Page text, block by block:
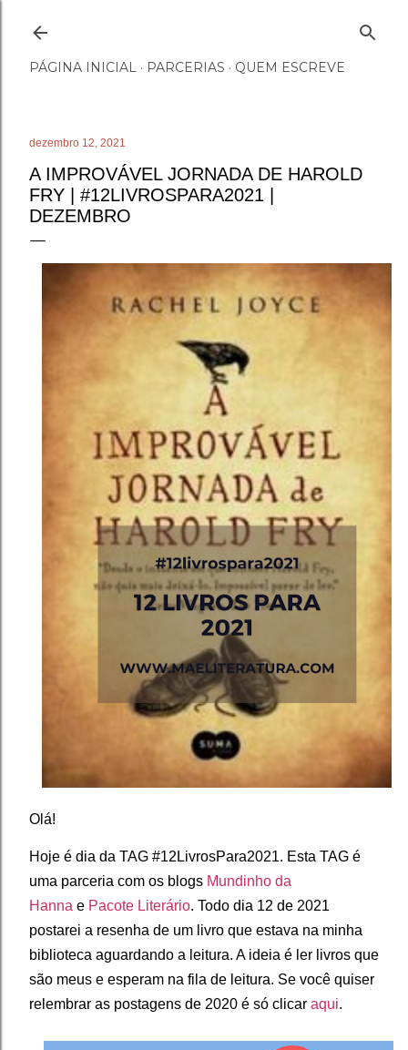
PÁGINA INICIAL PARCERIAS QUEM ESCREVE
dezembro 12, 2021
A IMPROVÁVEL JORNADA DE HAROLD
FRY | #12LIVROSPARA2021 |
DEZEMBRO
Olá!
Hoje é dia da TAG #12LivrosPara2021. Esta TAG é
uma parceria com os blogs Mundinho da
Hanna e Pacote Literário. Todo dia 12 de 2021
postarei a resenha de um livro que estava na minha
biblioteca aguardando a leitura. A ideia é ler livros que
são meus e esperam na fila de leitura. Se você quiser
relembrar as postagens de 2020 é só clicar aqui.